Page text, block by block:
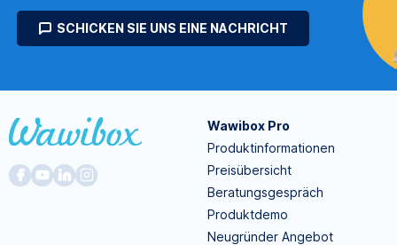
SCHICKEN SIE UNS EINE NACHRICHT
Wawibox Pro
Produktinformationen
Preisübersicht
Beratungsgespräch
Produktdemo
Neugründer Angebot